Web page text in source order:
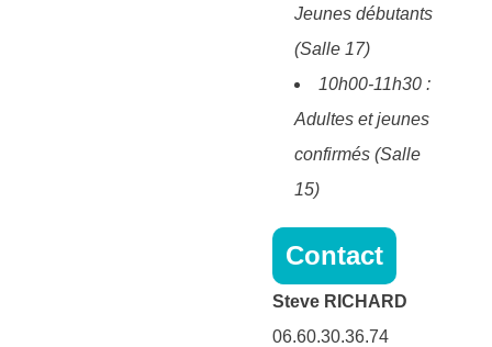
Jeunes débutants
(Salle 17)
10h00-11h30 :
Adultes et jeunes
confirmés (Salle
15)
Contact
Steve RICHARD
06.60.30.36.74